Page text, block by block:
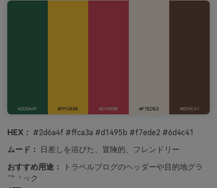
HEX： #2d6a4f #ffca3a #d1495b #f7ede2 #6d4c41
ムード：
日差しを浴びた、冒険的、フレンドリー
おすすめ用途：
トラベルブログのヘッダーや目的地グラ
フィック